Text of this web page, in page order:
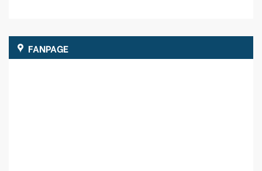
FANPAGE